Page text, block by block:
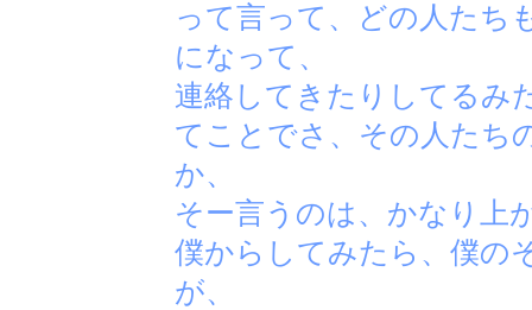
って言って、どの人たち
になって、
連絡してきたりしてるみ
てことでさ、その人たち
か、
そー言うのは、かなり上
僕からしてみたら、僕の
が、